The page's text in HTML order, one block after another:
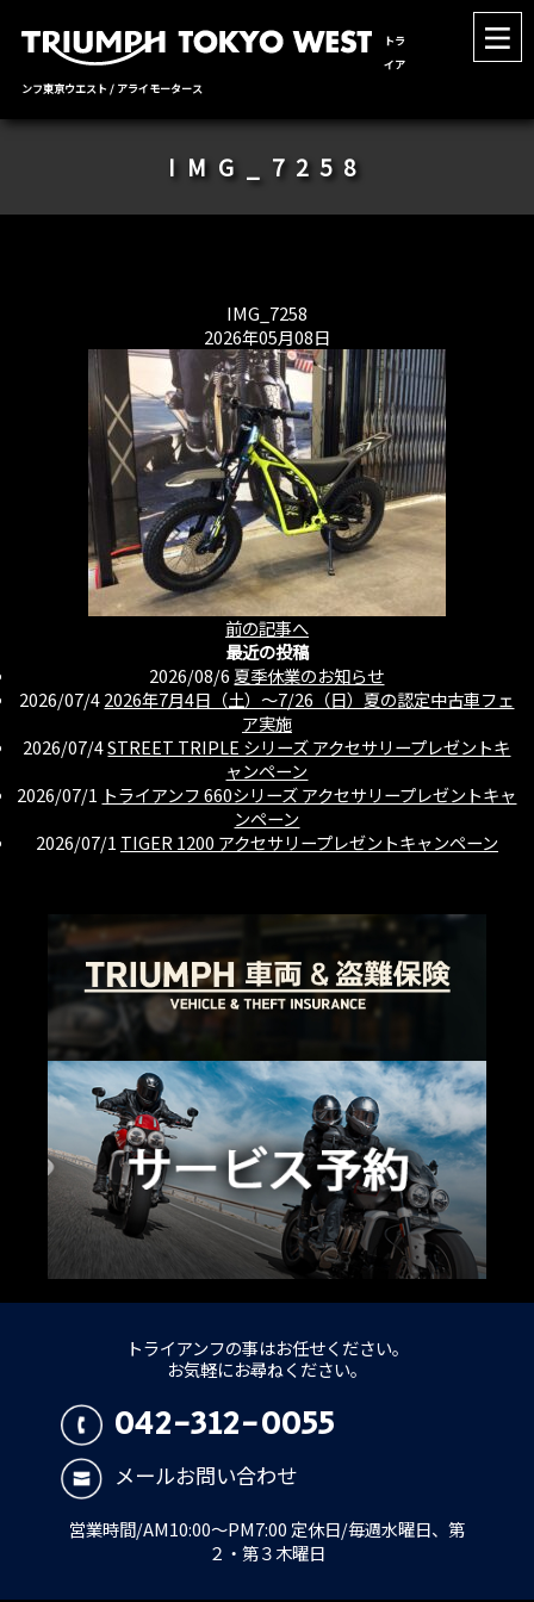
トラ
イア
ンフ東京ウエスト / アライモータース
IMG_7258
IMG_7258
2026年05月08日
前の記事へ
最近の投稿
2026/08/6 夏季休業のお知らせ
2026/07/42026年7月4日（土）〜7/26（日）夏の認定中古車フェ
ア実施
2026/07/4STREET TRIPLE シリーズ アクセサリープレゼントキ
ャンペーン
2026/07/1 トライアンフ 660シリーズ アクセサリープレゼントキャ
ンペーン
2026/07/1 TIGER 1200 アクセサリープレゼントキャンペーン
トライアンフの事はお任せください。
お気軽にお尋ねください。
042-312-0055
メールお問い合わせ
営業時間/AM10:00～PM7:00 定休日/毎週水曜日、第
２・第３木曜日